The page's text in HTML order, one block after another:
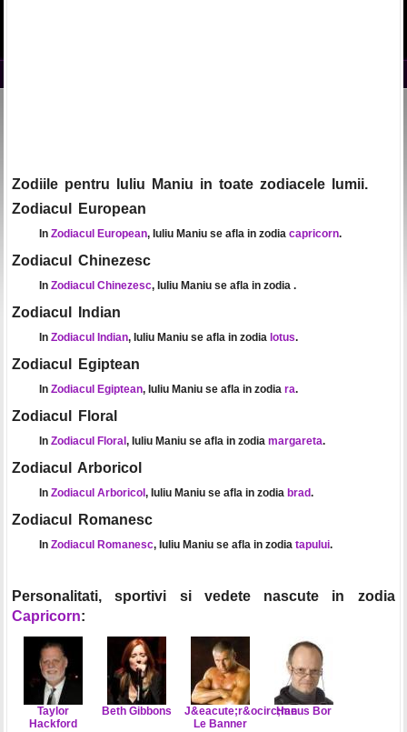
Zodiile pentru Iuliu Maniu in toate zodiacele lumii.
Zodiacul European
In Zodiacul European, Iuliu Maniu se afla in zodia capricorn.
Zodiacul Chinezesc
In Zodiacul Chinezesc, Iuliu Maniu se afla in zodia .
Zodiacul Indian
In Zodiacul Indian, Iuliu Maniu se afla in zodia lotus.
Zodiacul Egiptean
In Zodiacul Egiptean, Iuliu Maniu se afla in zodia ra.
Zodiacul Floral
In Zodiacul Floral , Iuliu Maniu se afla in zodia margareta.
Zodiacul Arboricol
In Zodiacul Arboricol , Iuliu Maniu se afla in zodia brad.
Zodiacul Romanesc
In Zodiacul Romanesc, Iuliu Maniu se afla in zodia tapului.
Personalitati, sportivi si vedete nascute in zodia
Capricorn:
Taylor
Hackford
Beth Gibbons
J&eacute;r&ocirc;me
Le Banner
Hanus Bor